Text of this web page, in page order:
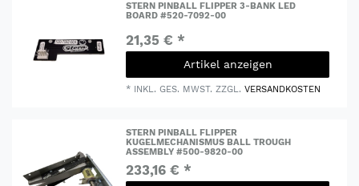
STERN PINBALL FLIPPER 3-BANK LED
BOARD #520-7092-00
21,35 € *
Artikel anzeigen
* INKL. GES. MWST. ZZGL.VERSANDKOSTEN
STERN PINBALL FLIPPER
KUGELMECHANISMUS BALL TROUGH
ASSEMBLY #500-9820-00
233,16 € *